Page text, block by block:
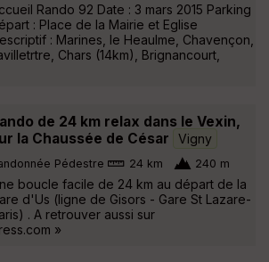
Rando 92 Date : 3 mars 2015 Parking
: Place de la Mairie et Eglise
: Marines, le Heaulme, Chavençon,
Chars (14km), Brignancourt,
de 24 km relax dans le Vexin,
la Chaussée de César
Vigny
Pédestre 24 km 240 m
boucle facile de 24 km au départ de la
d'Us (ligne de Gisors - Gare St Lazare-
. A retrouver aussi sur
»